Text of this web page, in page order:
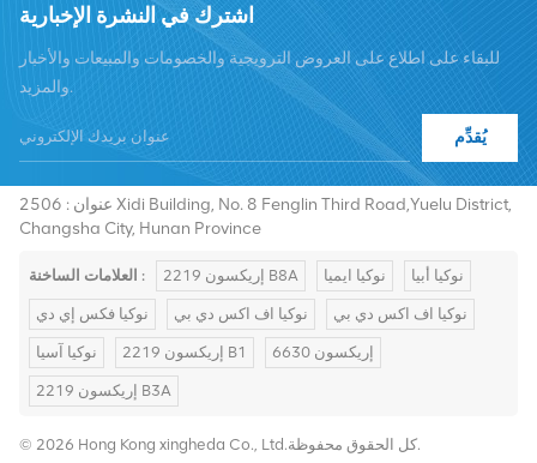
اشترك في النشرة الإخبارية
للبقاء على اطلاع على العروض الترويجية والخصومات والمبيعات والأخبار
والمزيد.
يُقدِّم
+8619376997331
عنوان : 2506 Xidi Building, No. 8 Fenglin Third Road,Yuelu District,
Changsha City, Hunan Province
العلامات الساخنة : إريكسون 2219 B8A نوكيا ايميا نوكيا أبيا
نوكيا فكس إي دي نوكيا اف اكس دي بي نوكيا اف اكس دي بي
نوكيا آسيا إريكسون 2219 B1 إريكسون 6630
إريكسون 2219 B3A
© 2026 Hong Kong xingheda Co., Ltd.كل الحقوق محفوظة.